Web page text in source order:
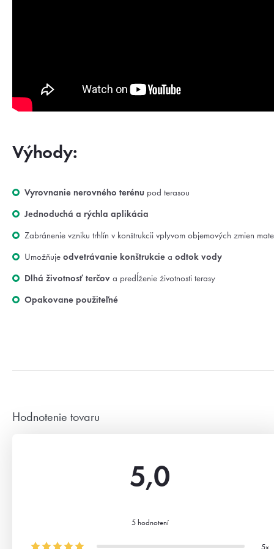
Výhody:
Vyrovnanie nerovného terénu pod terasou
Jednoduchá a rýchla aplikácia
Zabránenie vzniku trhlín v konštrukcii vplyvom objemových zmien
Umožňuje odvetrávanie konštrukcie a odtok vody
Dlhá životnosť terčov a predĺženie životnosti terasy
Opakovane použiteľné
Hodnotenie tovaru
5,0
hodnotenie
produktu
5 hodnotení
5x